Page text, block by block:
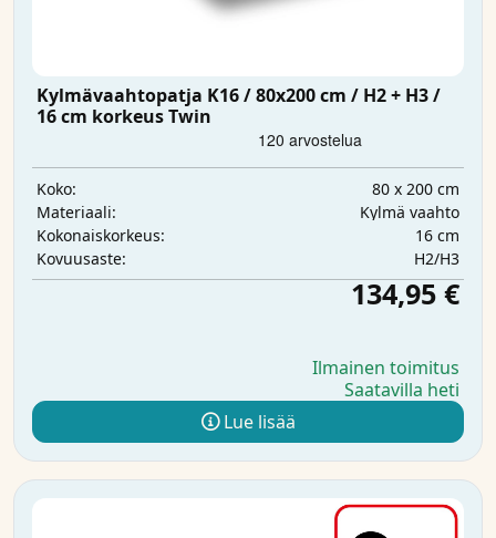
Kylmävaahtopatja K16 / 80x200 cm / H2 + H3 /
16 cm korkeus Twin
Koko:
80 x 200 cm
Materiaali:
Kylmä vaahto
Kokonaiskorkeus:
16 cm
Kovuusaste:
H2/H3
134,95 €
Ilmainen toimitus
Saatavilla heti
Lue lisää